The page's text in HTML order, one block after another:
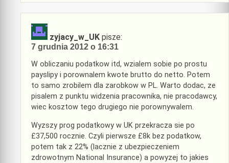
zyjacy_w_UK pisze:
7 grudnia 2012 o 16:31
W obliczaniu podatkow itd, wzialem sobie po prostu
payslipy i porownalem kwote brutto do netto. Potem
to samo zrobilem dla zarobkow w PL. Warto dodac, ze
pisalem z punktu widzenia pracownika, nie pracodawcy,
wiec kosztow tego drugiego nie porownywalem.
Wyzszy prog podatkowy w UK przekracza sie po
£37,500 rocznie. Czyli pierwsze £8k bez podatkow,
potem tak z 22% (lacznie z ubezpieczeniem
zdrowotnym National Insurance) a powyzej to jakies